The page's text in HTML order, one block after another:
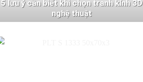
5 lưu ý cần biết khi chọn tranh kính 3D
nghệ thuật